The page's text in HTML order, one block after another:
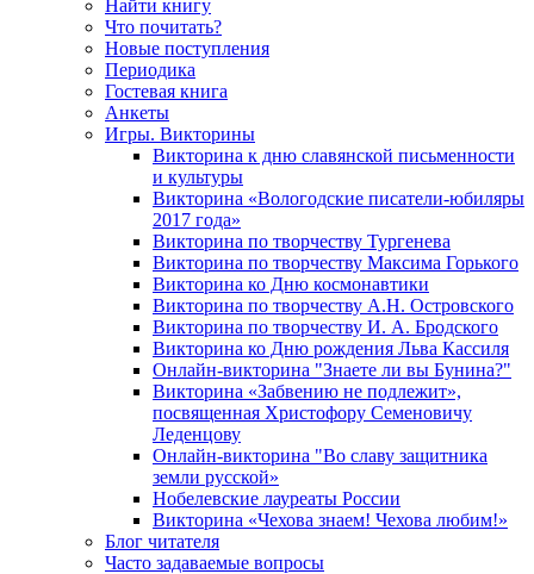
Найти книгу
Что почитать?
Новые поступления
Периодика
Гостевая книга
Анкеты
Игры. Викторины
Викторина к дню славянской письменности
и культуры
Викторина «Вологодские писатели-юбиляры
2017 года»
Викторина по творчеству Тургенева
Викторина по творчеству Максима Горького
Викторина ко Дню космонавтики
Викторина по творчеству А.Н. Островского
Викторина по творчеству И. А. Бродского
Викторина ко Дню рождения Льва Кассиля
Онлайн-викторина "Знаете ли вы Бунина?"
Викторина «Забвению не подлежит»,
посвященная Христофору Семеновичу
Леденцову
Онлайн-викторина "Во славу защитника
земли русской»
Нобелевские лауреаты России
Викторина «Чехова знаем! Чехова любим!»
Блог читателя
Часто задаваемые вопросы